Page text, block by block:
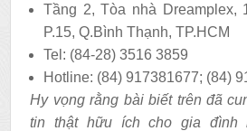
Tầng 2, Tòa nhà Dreamplex,
P.15, Q.Bình Thạnh, TP.HCM
Tel: (84-28) 3516 3859
Hotline: (84) 917381677; (84)
Hy vọng rằng bài biết trên đã
tin thật hữu ích cho gia đình